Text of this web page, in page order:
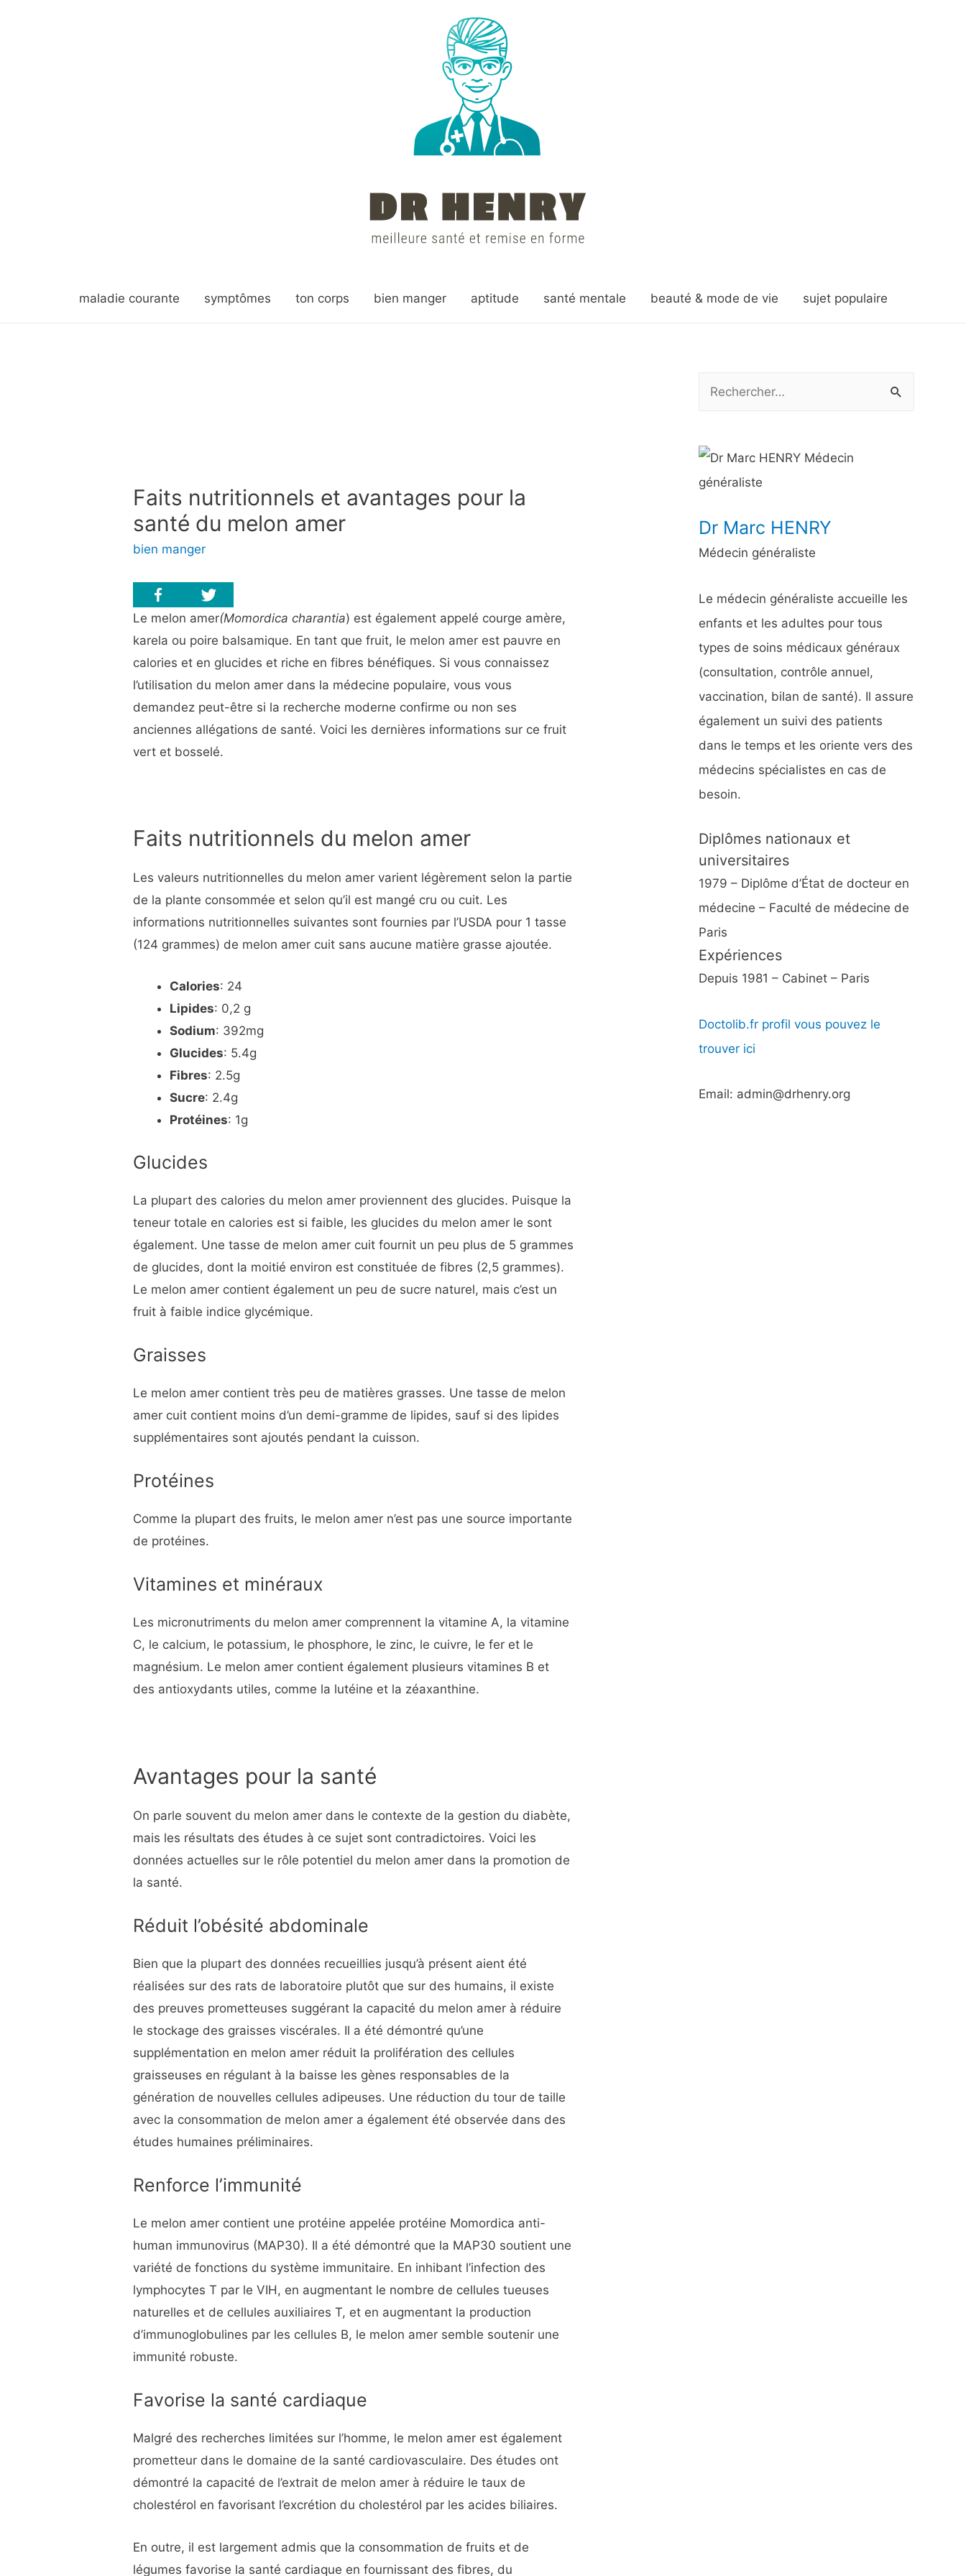
maladie courante symptômes ton corps bien manger aptitude santé mentale beauté & mode de vie sujet populaire
Faits nutritionnels et avantages pour la
santé du melon amer
bien manger
Le melon amer(Momordica charantia) est également appelé courge amère,
karela ou poire balsamique. En tant que fruit, le melon amer est pauvre en
calories et en glucides et riche en fibres bénéfiques. Si vous connaissez
l’utilisation du melon amer dans la médecine populaire, vous vous
demandez peut-être si la recherche moderne confirme ou non ses
anciennes allégations de santé. Voici les dernières informations sur ce fruit
vert et bosselé.
Faits nutritionnels du melon amer
Les valeurs nutritionnelles du melon amer varient légèrement selon la partie
de la plante consommée et selon qu’il est mangé cru ou cuit. Les
informations nutritionnelles suivantes sont fournies par l’USDA pour 1 tasse
(124 grammes) de melon amer cuit sans aucune matière grasse ajoutée.
Calories: 24
Lipides: 0,2 g
Sodium: 392mg
Glucides: 5.4g
Fibres: 2.5g
Sucre: 2.4g
Protéines: 1g
Glucides
La plupart des calories du melon amer proviennent des glucides. Puisque la
teneur totale en calories est si faible, les glucides du melon amer le sont
également. Une tasse de melon amer cuit fournit un peu plus de 5 grammes
de glucides, dont la moitié environ est constituée de fibres (2,5 grammes).
Le melon amer contient également un peu de sucre naturel, mais c’est un
fruit à faible indice glycémique.
Graisses
Le melon amer contient très peu de matières grasses. Une tasse de melon
amer cuit contient moins d’un demi-gramme de lipides, sauf si des lipides
supplémentaires sont ajoutés pendant la cuisson.
Protéines
Comme la plupart des fruits, le melon amer n’est pas une source importante
de protéines.
Vitamines et minéraux
Les micronutriments du melon amer comprennent la vitamine A, la vitamine
C, le calcium, le potassium, le phosphore, le zinc, le cuivre, le fer et le
magnésium. Le melon amer contient également plusieurs vitamines B et
des antioxydants utiles, comme la lutéine et la zéaxanthine.
Avantages pour la santé
On parle souvent du melon amer dans le contexte de la gestion du diabète,
mais les résultats des études à ce sujet sont contradictoires. Voici les
données actuelles sur le rôle potentiel du melon amer dans la promotion de
la santé.
Réduit l’obésité abdominale
Bien que la plupart des données recueillies jusqu’à présent aient été
réalisées sur des rats de laboratoire plutôt que sur des humains, il existe
des preuves prometteuses suggérant la capacité du melon amer à réduire
le stockage des graisses viscérales. Il a été démontré qu’une
supplémentation en melon amer réduit la prolifération des cellules
graisseuses en régulant à la baisse les gènes responsables de la
génération de nouvelles cellules adipeuses. Une réduction du tour de taille
avec la consommation de melon amer a également été observée dans des
études humaines préliminaires.
Renforce l’immunité
Le melon amer contient une protéine appelée protéine Momordica anti-
human immunovirus (MAP30). Il a été démontré que la MAP30 soutient une
variété de fonctions du système immunitaire. En inhibant l’infection des
lymphocytes T par le VIH, en augmentant le nombre de cellules tueuses
naturelles et de cellules auxiliaires T, et en augmentant la production
d’immunoglobulines par les cellules B, le melon amer semble soutenir une
immunité robuste.
Favorise la santé cardiaque
Malgré des recherches limitées sur l’homme, le melon amer est également
prometteur dans le domaine de la santé cardiovasculaire. Des études ont
démontré la capacité de l’extrait de melon amer à réduire le taux de
cholestérol en favorisant l’excrétion du cholestérol par les acides biliaires.
En outre, il est largement admis que la consommation de fruits et de
légumes favorise la santé cardiaque en fournissant des fibres, du
h
e
c
h
r
:
Dr Marc HENRY
Médecin généraliste
Le médecin généraliste accueille les
enfants et les adultes pour tous
types de soins médicaux généraux
(consultation, contrôle annuel,
vaccination, bilan de santé). Il assure
également un suivi des patients
dans le temps et les oriente vers des
médecins spécialistes en cas de
besoin.
Diplômes nationaux et
universitaires
1979 – Diplôme d’État de docteur en
médecine – Faculté de médecine de
Paris
Expériences
Depuis 1981 – Cabinet – Paris
Doctolib.fr profil vous pouvez le
trouver ici
Email: admin@drhenry.org